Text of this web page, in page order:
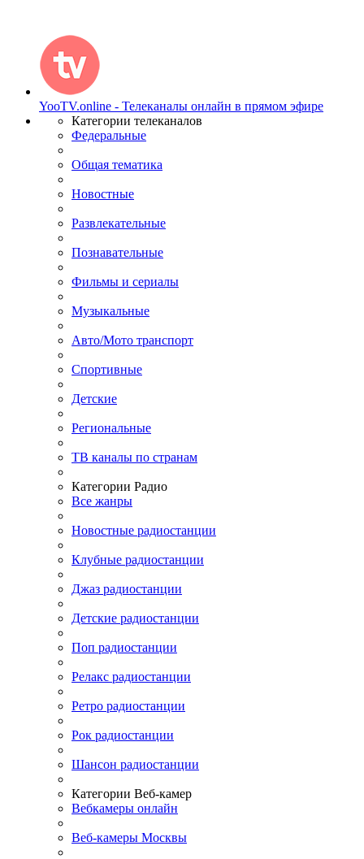
YooTV.online - Телеканалы онлайн в прямом эфире
Категории телеканалов
Федеральные
Общая тематика
Новостные
Развлекательные
Познавательные
Фильмы и сериалы
Музыкальные
Авто/Мото транспорт
Спортивные
Детские
Региональные
ТВ каналы по странам
Категории Радио
Все жанры
Новостные радиостанции
Клубные радиостанции
Джаз радиостанции
Детские радиостанции
Поп радиостанции
Релакс радиостанции
Ретро радиостанции
Рок радиостанции
Шансон радиостанции
Категории Веб-камер
Вебкамеры онлайн
Веб-камеры Москвы